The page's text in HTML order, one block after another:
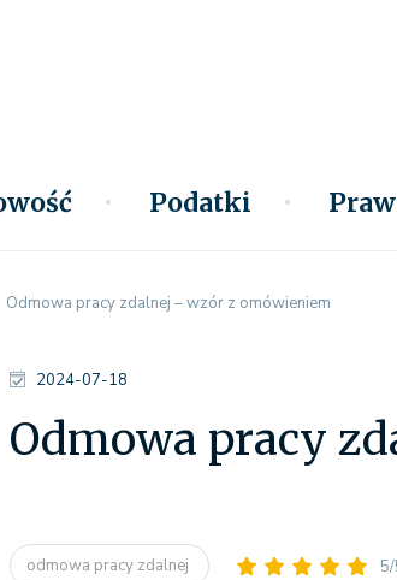
Podatki
Odmowa pracy zdalnej – wzór z omówieniem
2024-07-18
Odmowa pracy
odmowa pracy zdalnej